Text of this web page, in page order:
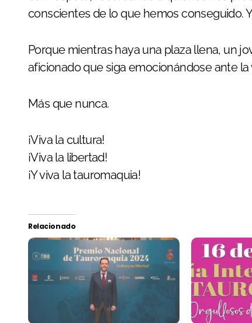
conscientes de lo que hemos conseguido.
Porque mientras haya una plaza llena, un
aficionado que siga emocionándose ante
Más que nunca.
¡Viva la cultura!
¡Viva la libertad!
¡Y viva la tauromaquia!
Relacionado